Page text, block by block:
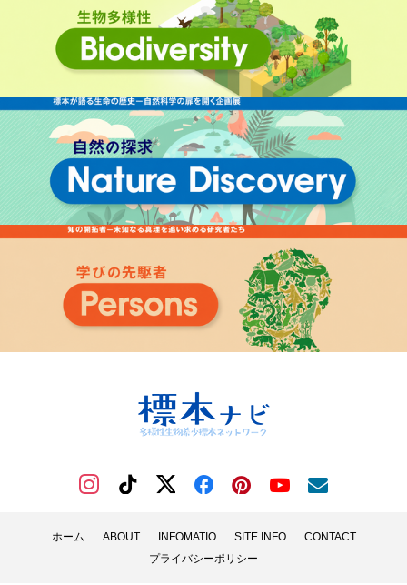
ホーム ABOUT INFOMATIO SITE INFO
CONTACT
プライバシーポリシー